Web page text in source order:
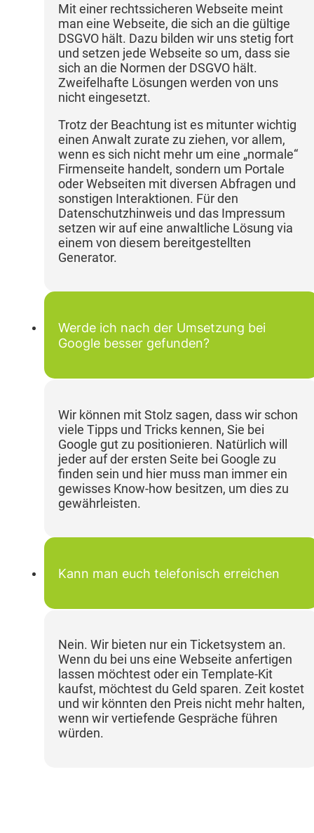
Mit einer rechtssicheren Webseite meint
man eine Webseite, die sich an die gültige
DSGVO hält. Dazu bilden wir uns stetig fort
und setzen jede Webseite so um, dass sie
sich an die Normen der DSGVO hält.
Zweifelhafte Lösungen werden von uns
nicht eingesetzt.
Trotz der Beachtung ist es mitunter wichtig
einen Anwalt zurate zu ziehen, vor allem,
wenn es sich nicht mehr um eine „normale“
Firmenseite handelt, sondern um Portale
oder Webseiten mit diversen Abfragen und
sonstigen Interaktionen. Für den
Datenschutzhinweis und das Impressum
setzen wir auf eine anwaltliche Lösung via
einem von diesem bereitgestellten
Generator.
Werde ich nach der Umsetzung bei
Google besser gefunden?
Wir können mit Stolz sagen, dass wir schon
viele Tipps und Tricks kennen, Sie bei
Google gut zu positionieren. Natürlich will
jeder auf der ersten Seite bei Google zu
finden sein und hier muss man immer ein
gewisses Know-how besitzen, um dies zu
gewährleisten.
Kann man euch telefonisch erreichen
Nein. Wir bieten nur ein Ticketsystem an.
Wenn du bei uns eine Webseite anfertigen
lassen möchtest oder ein Template-Kit
kaufst, möchtest du Geld sparen. Zeit kostet
und wir könnten den Preis nicht mehr halten,
wenn wir vertiefende Gespräche führen
würden.